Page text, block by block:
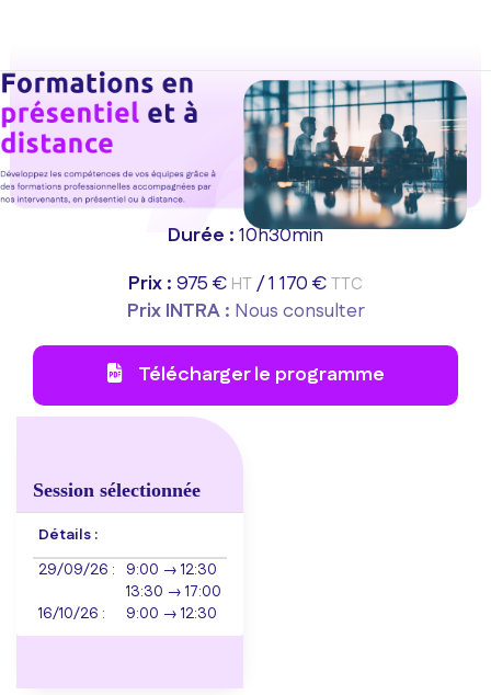
Durée : 10h30min
Prix : 975 € HT/1 170 €TTC
Prix INTRA : Nous consulter
Télécharger le programme
Session sélectionnée
Détails :
29/09/26 : 9:00 → 12:30
13:30 → 17:00
16/10/26 :
9:00 → 12:30